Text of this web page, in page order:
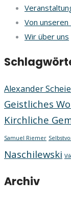
Von
Wir über uns
Alexander
Geistliches
Kirchliche
Samuel Riemer
Naschilewski
Archiv